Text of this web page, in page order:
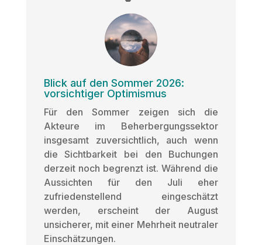
Blick auf den Sommer 2026:
vorsichtiger Optimismus
Für den Sommer zeigen sich die
Akteure im Beherbergungssektor
insgesamt zuversichtlich, auch wenn
die Sichtbarkeit bei den Buchungen
derzeit noch begrenzt ist. Während die
Aussichten für den Juli eher
zufriedenstellend eingeschätzt
werden, erscheint der August
unsicherer, mit einer Mehrheit neutraler
Einschätzungen.